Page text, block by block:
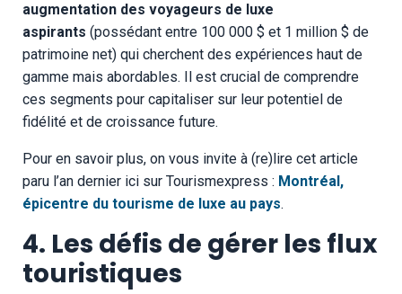
augmentation des voyageurs de luxe
aspirants (possédant entre 100 000 $ et 1 million $ de
patrimoine net) qui cherchent des expériences haut de
gamme mais abordables. Il est crucial de comprendre
ces segments pour capitaliser sur leur potentiel de
fidélité et de croissance future.
Pour en savoir plus, on vous invite à (re)lire cet article
paru l’an dernier ici sur Tourismexpress : Montréal,
épicentre du tourisme de luxe au pays.
4. Les défis de gérer les flux
touristiques